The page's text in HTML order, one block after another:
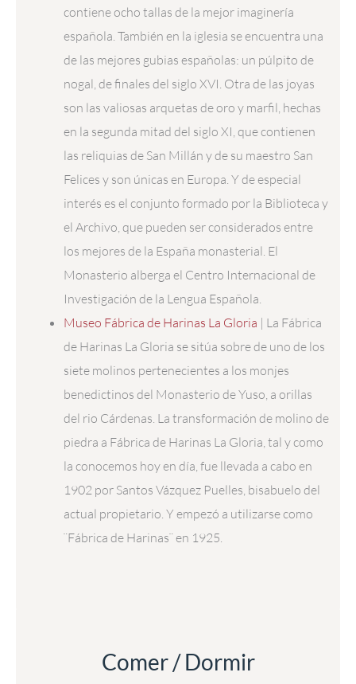
contiene ocho tallas de la mejor imaginería
española. También en la iglesia se encuentra una
de las mejores gubias españolas: un púlpito de
nogal, de finales del siglo XVI. Otra de las joyas
son las valiosas arquetas de oro y marfil, hechas
en la segunda mitad del siglo XI, que contienen
las reliquias de San Millán y de su maestro San
Felices y son únicas en Europa. Y de especial
interés es el conjunto formado por la Biblioteca y
el Archivo, que pueden ser considerados entre
los mejores de la España monasterial. El
Monasterio alberga el Centro Internacional de
Investigación de la Lengua Española.
Museo Fábrica de Harinas La Gloria | La Fábrica
de Harinas La Gloria se sitúa sobre de uno de los
siete molinos pertenecientes a los monjes
benedictinos del Monasterio de Yuso, a orillas
del rio Cárdenas. La transformación de molino de
piedra a Fábrica de Harinas La Gloria, tal y como
la conocemos hoy en día, fue llevada a cabo en
1902 por Santos Vázquez Puelles, bisabuelo del
actual propietario. Y empezó a utilizarse como
¨Fábrica de Harinas¨ en 1925.
Comer / Dormir